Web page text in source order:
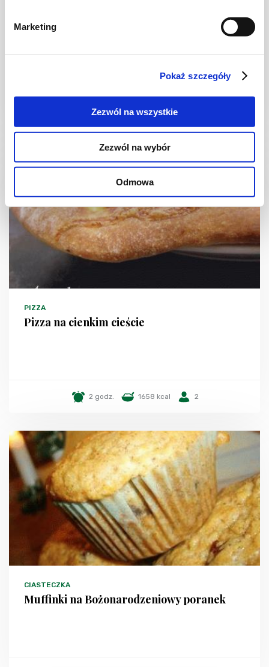
Marketing
Pokaż szczegóły
Zezwól na wszystkie
Zezwól na wybór
Odmowa
DRÓB
1221 kcal
PIZZA
Pizza na cienkim cieście
2 godz. 1658 kcal 2
CIASTECZKA
Muffinki na Bożonarodzeniowy poranek